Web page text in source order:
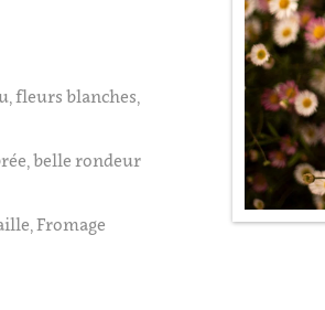
fleurs blanches,
belle rondeur
Fromage